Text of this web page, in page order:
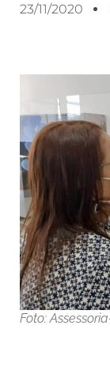
23/11/2020
Foto: